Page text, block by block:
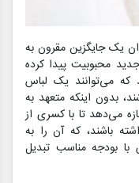
یک جایگزین مقرون به
محبوبیت پیدا کرده
می‌توانند یک لباس
بدون اینکه متعهد به
می‌دهد تا با کسری از
باشند، که آن را به
بودجه مناسب تبدیل